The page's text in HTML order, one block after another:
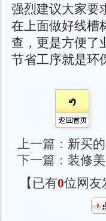
强烈建议大家要
在上面做好线槽
查，更是方便了
节省工序就是环
上一篇： 新买
下一篇： 装修
【已有0位网友